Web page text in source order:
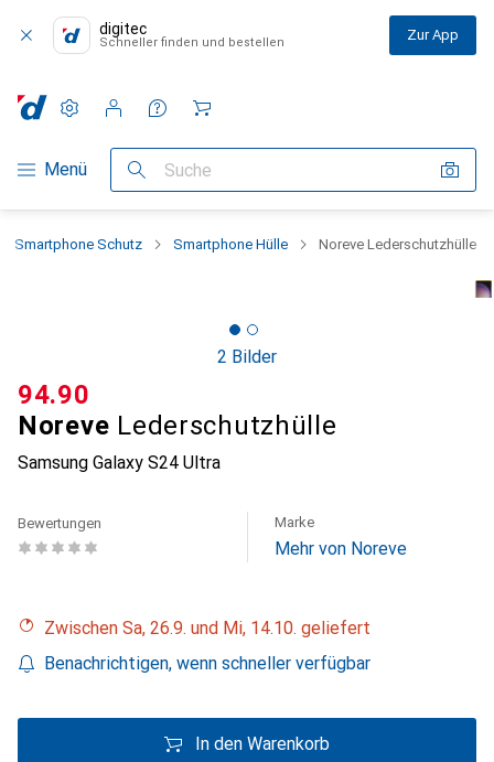
digitec
Schneller finden und bestellen Zur App
Navigation nach Kategorien
Menü Suche
Einstellungen
Kundenkonto
Vergleichslisten
Merklisten
Warenkorb
Smartphone Schutz Smartphone Hülle Noreve Lederschutzhülle
2 Bilder
Noreve Lederschutzhülle
Samsung Galaxy S24 Ultra
CHF
94.90
Bewertungen Marke
Mehr von Noreve
Zwischen Sa, 26.9. und Mi, 14.10. geliefert
Benachrichtigen, wenn schneller verfügbar
In den Warenkorb